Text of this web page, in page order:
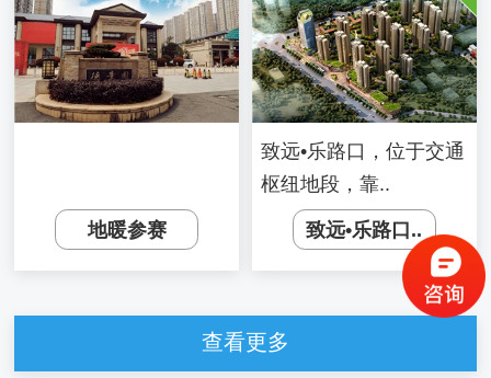
地暖参赛
致远•乐路口，位于交通
枢纽地段，靠..
致远•乐路口..
查看更多